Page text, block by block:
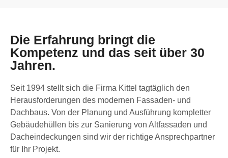
Die Erfahrung bringt die
Kompetenz und das seit über 30
Jahren.
Seit 1994 stellt sich die Firma Kittel tagtäglich den
Herausforderungen des modernen Fassaden- und
Dachbaus. Von der Planung und Ausführung kompletter
Gebäudehüllen bis zur Sanierung von Altfassaden und
Dacheindeckungen sind wir der richtige Ansprechpartner
für Ihr Projekt.